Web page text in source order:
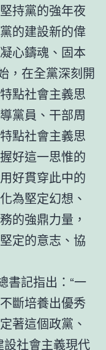
持黨的強年夜
的建設新的偉
心鑄魂、固本
，在全黨深刻開
點社會主義思
黨員、干部周
點社會主義思
好這一思惟的
好貫穿此中的
為堅定幻想、
的強鼎力量，
定的意志、協
書記指出：“一
斷培養出優秀
著這個政黨、
設社會主義現代